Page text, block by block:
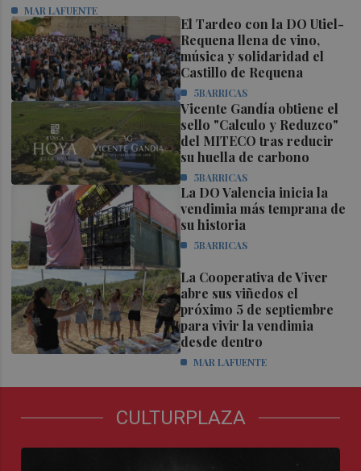
El Tardeo con la DO Utiel-
Requena llena de vino,
música y solidaridad el
Castillo de Requena
5BARRICAS
Vicente Gandía obtiene el
sello "Calculo y Reduzco"
del MITECO tras reducir
su huella de carbono
5BARRICAS
La DO Valencia inicia la
vendimia más temprana de
su historia
5BARRICAS
La Cooperativa de Viver
abre sus viñedos el
próximo 5 de septiembre
para vivir la vendimia
desde dentro
MAR LAFUENTE
MAR LAFUENTE
CULTURPLAZA